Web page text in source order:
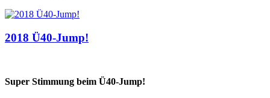
2018 Ü40-Jump!
Super Stimmung beim Ü40-Jump!